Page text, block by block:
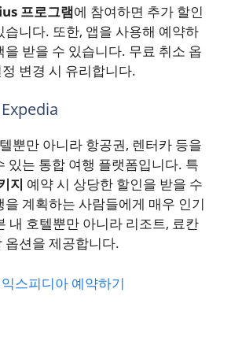
프로그램에 참여하면 추가 할인
습니다. 또한, 앱을 사용해 예약하
을 받을 수 있습니다. 무료 취소 옵
변경 시 유리합니다.
뿐만 아니라 항공권, 렌터카 등을
있는 통합 여행 플랫폼입니다. 특
지 예약 시 상당한 할인을 받을 수
을 계획하는 사람들에게 매우 인기
내 호텔뿐만 아니라 리조트, 료칸
옵션을 제공합니다.
익스피디아 예약하기